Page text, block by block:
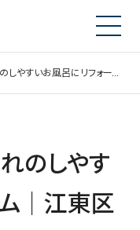
すいお風呂にリフォーム│江東区
のしやす
ム│江東区